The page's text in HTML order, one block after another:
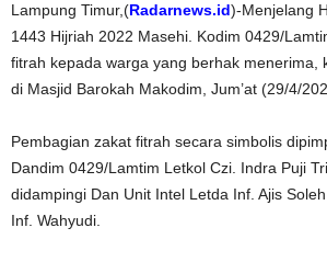
Lampung Timur,(Radarnews.id)-Menjelang
1443 Hijriah 2022 Masehi. Kodim 0429/
fitrah kepada warga yang berhak menerima,
di Masjid Barokah Makodim, Jum’at (29/4/
Pembagian zakat fitrah secara simbolis
Dandim 0429/Lamtim Letkol Czi. Indra Puji
didampingi Dan Unit Intel Letda Inf. Ajis
Inf. Wahyudi.